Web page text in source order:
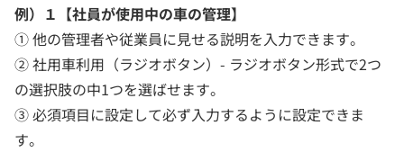
例）１【社員が使用中の車の管理】
① 他の管理者や従業員に見せる説明を入力できます。
② 社用車利用（ラジオボタン）- ラジオボタン形式で2つ
の選択肢の中1つを選ばせます。
③ 必須項目に設定して必ず入力するように設定できま
す。